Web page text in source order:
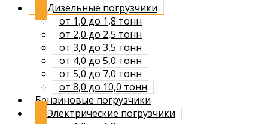
Дизельные погрузчики
от 1,0 до 1,8 тонн
от 2,0 до 2,5 тонн
от 3,0 до 3,5 тонн
от 4,0 до 5,0 тонн
от 5,0 до 7,0 тонн
от 8,0 до 10,0 тонн
Бензиновые погрузчики
Электрические погрузчики